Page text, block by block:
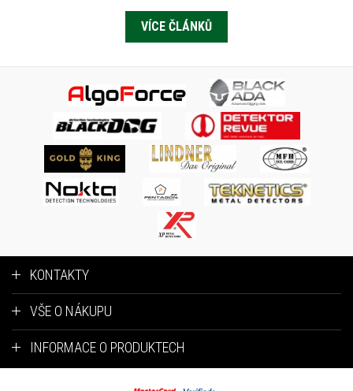
VÍCE ČLÁNKŮ
KONTAKTY
VŠE O NÁKUPU
INFORMACE O PRODUKTECH